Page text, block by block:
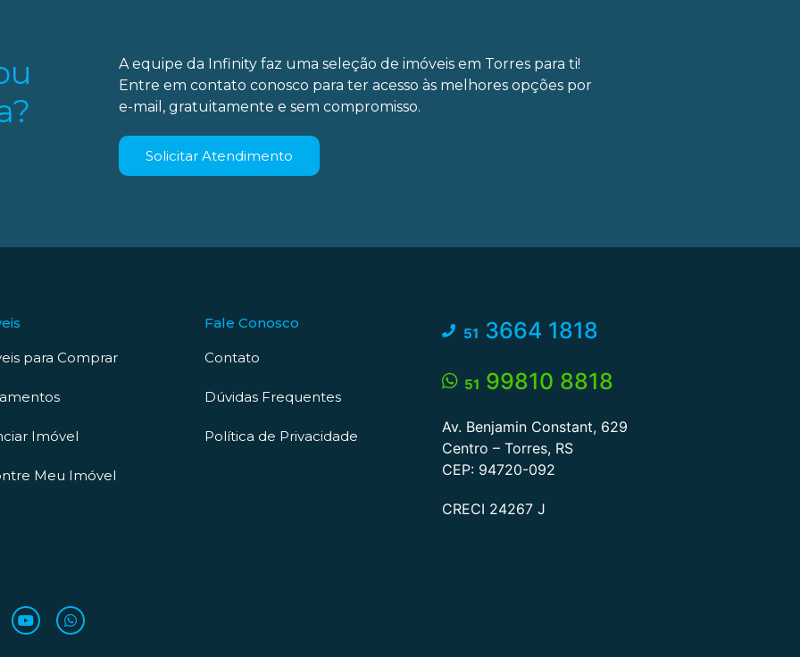
A equipe da Infinity faz uma seleção de imóveis em Torres para ti!
Entre em contato conosco para ter acesso às melhores opções por
e-mail, gratuitamente e sem compromisso.
Solicitar Atendimento
para Comprar
Imóvel
Meu Imóvel
Fale Conosco
Contato
Dúvidas Frequentes
Política de Privacidade
51 3664 1818
51 99810 8818
Av. Benjamin Constant, 629
Centro – Torres, RS
CEP: 94720-092
CRECI 24267 J